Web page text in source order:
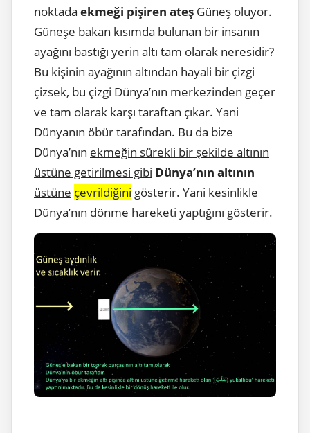
noktada ekmeği pişiren ateş Güneş oluyor.
Güneşe bakan kısımda bulunan bir insanın
ayağını bastığı yerin altı tam olarak neresidir?
Bu kişinin ayağının altından hayali bir çizgi
çizsek, bu çizgi Dünya’nın merkezinden geçer
ve tam olarak karşı taraftan çıkar. Yani
Dünyanın öbür tarafından. Bu da bize
Dünya’nın ekmeğin sürekli bir şekilde altının
üstüne getirilmesi gibi Dünya’nın altının
üstüne çevrildiğini gösterir. Yani kesinlikle
Dünya’nın dönme hareketi yaptığını gösterir.